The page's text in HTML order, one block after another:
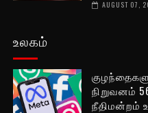
AUGUST 07,
உலகம்
நிறுவனம்
நீதிமன்றம்